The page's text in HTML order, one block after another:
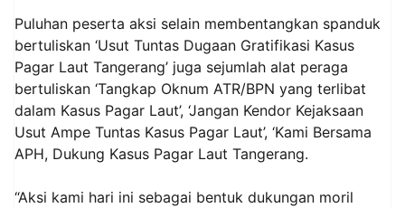
Puluhan peserta aksi selain membentangkan spanduk
bertuliskan ‘Usut Tuntas Dugaan Gratifikasi Kasus
Pagar Laut Tangerang’ juga sejumlah alat peraga
bertuliskan ‘Tangkap Oknum ATR/BPN yang terlibat
dalam Kasus Pagar Laut’, ‘Jangan Kendor Kejaksaan
Usut Ampe Tuntas Kasus Pagar Laut’, ‘Kami Bersama
APH, Dukung Kasus Pagar Laut Tangerang.
“Aksi kami hari ini sebagai bentuk dukungan moril